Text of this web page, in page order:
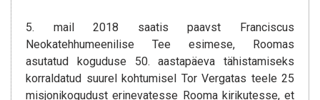
5. mail 2018 saatis paavst Franciscus
Neokatehhumeenilise Tee esimese, Roomas
asutatud koguduse 50. aastapäeva tähistamiseks
korraldatud suurel kohtumisel Tor Vergatas teele 25
misjonikogudust erinevatesse Rooma kirikutesse, et